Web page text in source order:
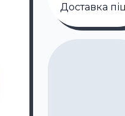
Доставка